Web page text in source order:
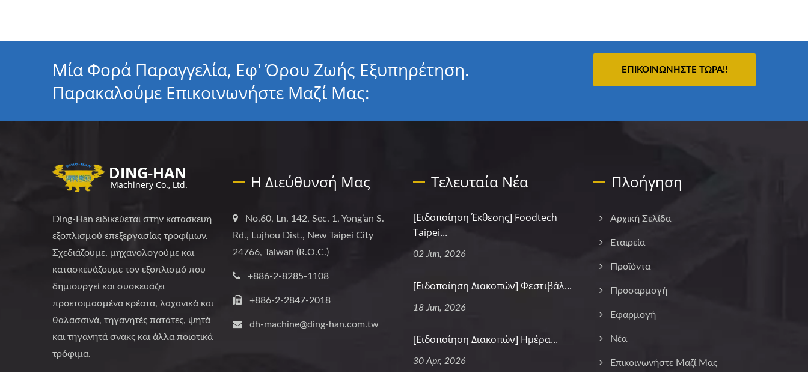
Μία Φορά Παραγγελία, Εφ' Όρου Ζωής Εξυπηρέτηση.
Παρακαλούμε Επικοινωνήστε Μαζί Μας:
ΕΠΙΚΟΙΝΩΝΉΣΤΕ ΤΏΡΑ!!
Ding-Han ειδικεύεται στην κατασκευή
εξοπλισμού επεξεργασίας τροφίμων.
Σχεδιάζουμε, μηχανολογούμε και
κατασκευάζουμε τον εξοπλισμό που
δημιουργεί και συσκευάζει
προετοιμασμένα κρέατα, λαχανικά και
θαλασσινά, τηγανητές πατάτες, ψητά
και τηγανητά σνακς και άλλα ποιοτικά
τρόφιμα.
Η Διεύθυνσή Μας
No.60, Ln. 142, Sec. 1, Yong’an S.
Rd., Lujhou Dist., New Taipei City
24766, Taiwan (R.O.C.)
+886-2-8285-1108
+886-2-2847-2018
dh-machine@ding-han.com.tw
Τελευταία Νέα
[Ειδοποίηση Έκθεσης] Foodtech
Taipei...
02 Jun, 2026
[Ειδοποίηση Διακοπών] Φεστιβάλ...
18 Jun, 2026
[Ειδοποίηση Διακοπών] Ημέρα...
30 Apr, 2026
Πλοήγηση
Αρχική Σελίδα
Εταιρεία
Προϊόντα
Προσαρμογή
Εφαρμογή
Νέα
Επικοινωνήστε Μαζί Μας